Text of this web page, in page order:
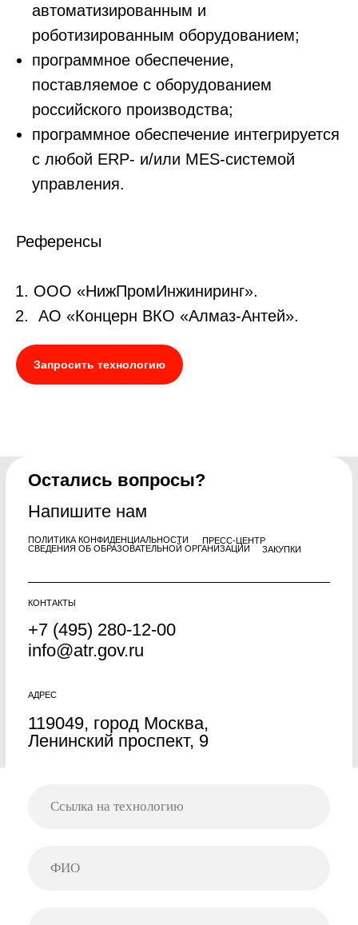
автоматизированным и
роботизированным оборудованием;
программное обеспечение,
поставляемое с оборудованием
российского производства;
программное обеспечение интегрируется
с любой ERP- и/или MES-системой
управления.
Референсы
ООО «НижПромИнжиниринг».
АО «Концерн ВКО «Алмаз-Антей».
Запросить технологию
КОНТАКТЫ
+7 (495) 280-12-00 (326)
catalog@atr.gov.ru
Запросить технологию